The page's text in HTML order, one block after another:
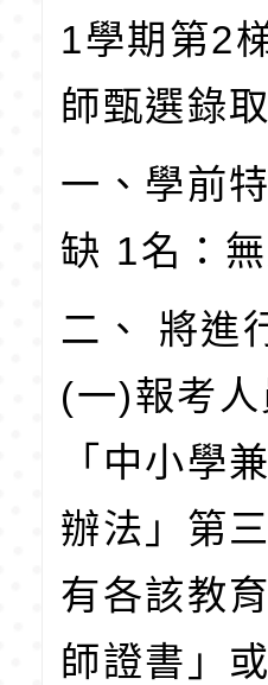
1學期第2
師甄選錄
一、學前
缺 1名：
二、 將進
(一)報考
「中小學
辦法」第
有各該教
師證書」